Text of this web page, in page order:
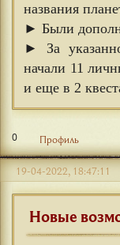
названия
► Были
► За
начали 11
и еще в 2
0 Профиль
19-04-2022, 18:47:11
Новые